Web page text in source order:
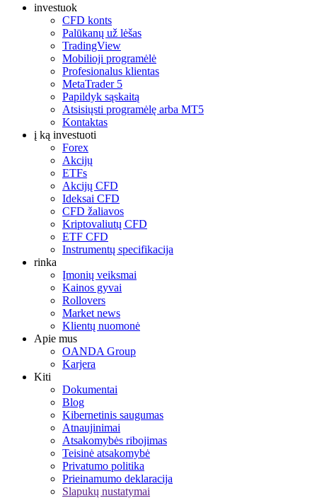
investuok
CFD konts
Palūkanų už lėšas
TradingView
Mobilioji programėlė
Profesionalus klientas
MetaTrader 5
Papildyk sąskaitą
Atsisiųsti programėlę arba MT5
Kontaktas
į ką investuoti
Forex
Akcijų
ETFs
Akcijų CFD
Ideksai CFD
CFD žaliavos
Kriptovaliutų CFD
ETF CFD
Instrumentų specifikacija
rinka
Įmonių veiksmai
Kainos gyvai
Rollovers
Market news
Klientų nuomonė
Apie mus
OANDA Group
Karjera
Kiti
Dokumentai
Blog
Kibernetinis saugumas
Atnaujinimai
Atsakomybės ribojimas
Teisinė atsakomybė
Privatumo politika
Prieinamumo deklaracija
Slapukų nustatymai